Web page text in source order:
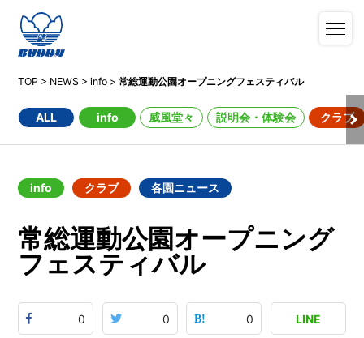
TOP > NEWS >info >常総運動公園オープニングフェスティバル
ALL info 威風堂々 説明会・体験会 クラブ
info クラブ 各園ニュース
常総運動公園オープニング
フェスティバル
0 0 0 LINE